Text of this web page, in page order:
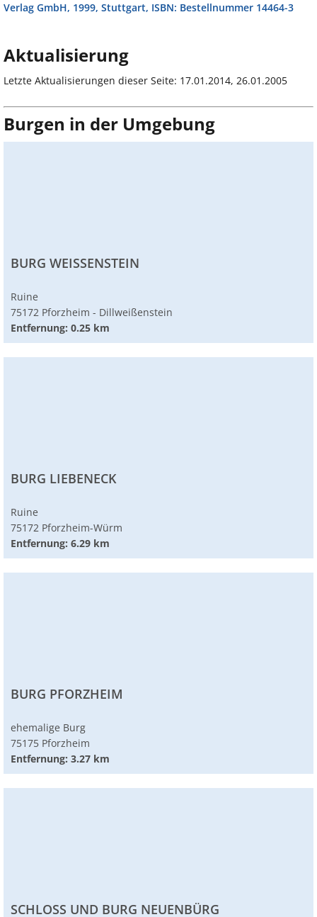
Verlag GmbH, 1999, Stuttgart, ISBN: Bestellnummer 14464-3
Aktualisierung
Letzte Aktualisierungen dieser Seite: 17.01.2014, 26.01.2005
Burgen in der Umgebung
BURG WEISSENSTEIN
Ruine
75172 Pforzheim - Dillweißenstein
Entfernung: 0.25 km
BURG LIEBENECK
Ruine
75172 Pforzheim-Würm
Entfernung: 6.29 km
BURG PFORZHEIM
ehemalige Burg
75175 Pforzheim
Entfernung: 3.27 km
SCHLOSS UND BURG NEUENBÜRG